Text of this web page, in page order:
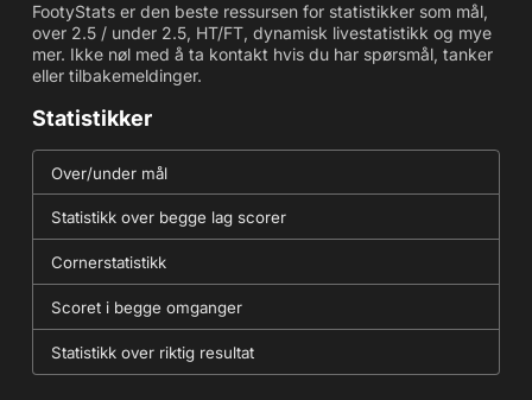
FootyStats er den beste ressursen for statistikker som mål,
over 2.5 / under 2.5, HT/FT, dynamisk livestatistikk og mye
mer. Ikke nøl med å ta kontakt hvis du har spørsmål, tanker
eller tilbakemeldinger.
Statistikker
Over/under mål
Statistikk over begge lag scorer
Cornerstatistikk
Scoret i begge omganger
Statistikk over riktig resultat